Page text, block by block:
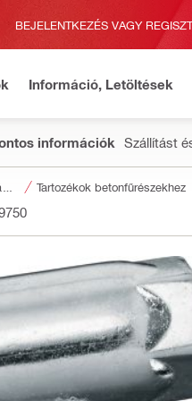
BEJELENTKEZÉS VAGY
Információ, Letöltések
információk Szállítást
Tartozékok betonfűrészekhez